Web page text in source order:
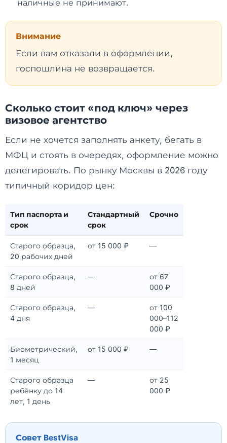
наличные не принимают.
Внимание
Если вам отказали в оформлении,
госпошлина не возвращается.
Сколько стоит «под ключ» через
визовое агентство
Если не хочется заполнять анкету, бегать в
МФЦ и стоять в очередях, оформление можно
делегировать. По рынку Москвы в 2026 году
типичный коридор цен:
Тип паспорта и
срок
Стандартный
срок
Срочно
Старого образца,
20 рабочих дней
от 15 000 ₽ —
Старого образца,
8 дней
—
от 67
000 ₽
Старого образца,
4 дня
—
от 100
000–112
000 ₽
Биометрический,
1 месяц
от 15 000 ₽ —
Старого образца
ребёнку до 14
лет, 1 день
—
от 25
000 ₽
Совет BestVisa